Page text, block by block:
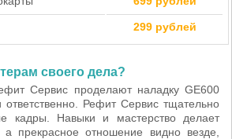
299 рублей
своего дела?
Сервис проделают наладку GE600
ответственно. Рефит Сервис тщательно
кадры. Навыки и мастерство делает
а прекрасное отношение видно везде,